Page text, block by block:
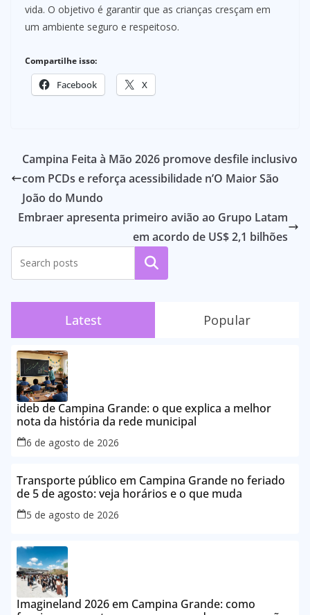
vida. O objetivo é garantir que as crianças cresçam em
um ambiente seguro e respeitoso.
Compartilhe isso:
Facebook X
Campina Feita à Mão 2026 promove desfile inclusivo
com PCDs e reforça acessibilidade n’O Maior São
João do Mundo
Embraer apresenta primeiro avião ao Grupo Latam
em acordo de US$ 2,1 bilhões
Pesquisar
Latest Popular
ideb de Campina Grande: o que explica a melhor
nota da história da rede municipal
6 de agosto de 2026
Transporte público em Campina Grande no feriado
de 5 de agosto: veja horários e o que muda
5 de agosto de 2026
Imagineland 2026 em Campina Grande: como